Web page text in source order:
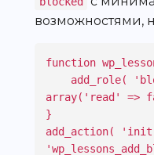
возможностями,
function
array('read' =>
}
add_action(